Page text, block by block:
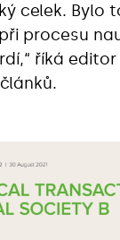
celek. Bylo
procesu
říká